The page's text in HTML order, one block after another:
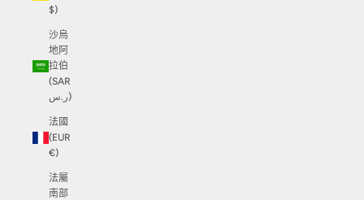
$)
沙烏
地阿
拉伯
(SAR
ر.س)
法國
(EUR
€)
法屬
南部